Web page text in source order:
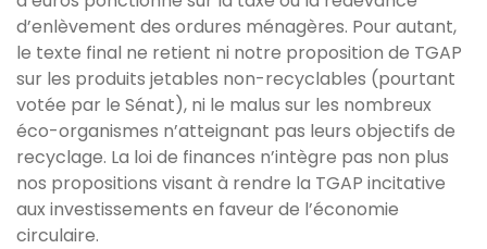
d’enlèvement des ordures ménagères. Pour autant,
le texte final ne retient ni notre proposition de TGAP
sur les produits jetables non-recyclables (pourtant
votée par le Sénat), ni le malus sur les nombreux
éco-organismes n’atteignant pas leurs objectifs de
recyclage. La loi de finances n’intègre pas non plus
nos propositions visant à rendre la TGAP incitative
aux investissements en faveur de l’économie
circulaire.